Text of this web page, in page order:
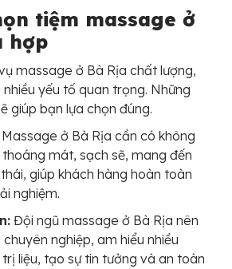
tiệm massage ở
hợp
massage ở Bà Rịa chất lượng,
yếu tố quan trọng. Những
giúp bạn lựa chọn đúng.
Massage ở Bà Rịa cần có không
mát, sạch sẽ, mang đến
giúp khách hàng hoàn toàn
nghiệm.
Đội ngũ massage ở Bà Rịa nên
nghiệp, am hiểu nhiều
liệu, tạo sự tin tưởng và an toàn